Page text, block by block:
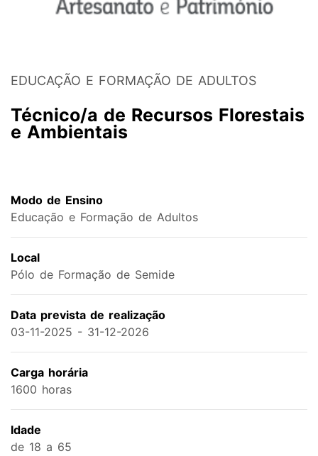
EDUCAÇÃO E FORMAÇÃO DE ADULTOS
Técnico/a de Recursos Florestais
e Ambientais
Modo de Ensino
Educação e Formação de Adultos
Local
Pólo de Formação de Semide
Data prevista de realização
03-11-2025 - 31-12-2026
Carga horária
1600 horas
Idade
de 18 a 65